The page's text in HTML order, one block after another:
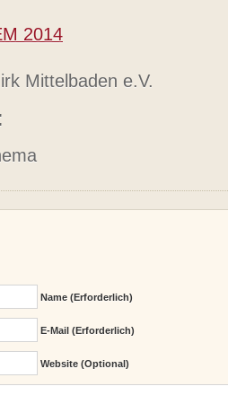
2014
Mittelbaden e.V.
Name (erforderlich)
E-Mail (erforderlich)
Website (Optional)